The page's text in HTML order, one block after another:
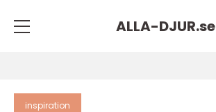
ALLA-DJUR.se
inspiration